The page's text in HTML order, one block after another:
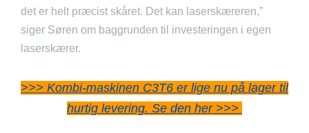
det er helt præcist skåret. Det kan laserskæreren,”
siger Søren om baggrunden til investeringen i egen
laserskærer.
>>> Kombi-maskinen C3T6 er lige nu på lager til
hurtig levering. Se den her >>>